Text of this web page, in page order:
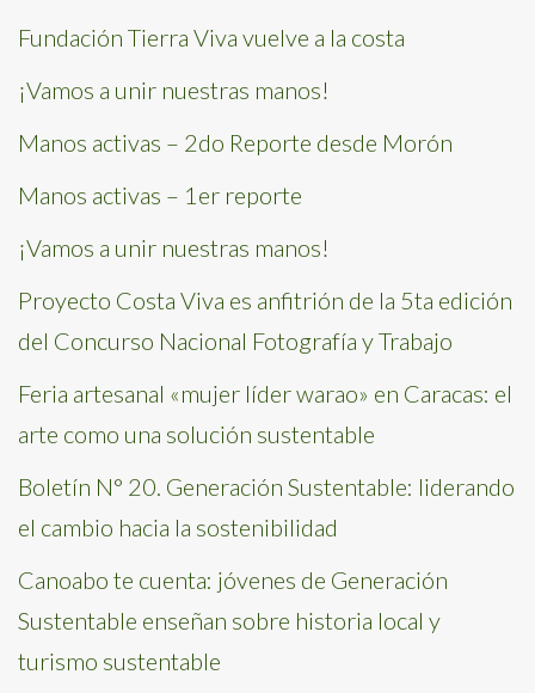
Fundación Tierra Viva vuelve a la costa
¡Vamos a unir nuestras manos!
Manos activas – 2do Reporte desde Morón
Manos activas – 1er reporte
¡Vamos a unir nuestras manos!
Proyecto Costa Viva es anfitrión de la 5ta edición
del Concurso Nacional Fotografía y Trabajo
Feria artesanal «mujer líder warao» en Caracas: el
arte como una solución sustentable
Boletín N° 20. Generación Sustentable: liderando
el cambio hacia la sostenibilidad
Canoabo te cuenta: jóvenes de Generación
Sustentable enseñan sobre historia local y
turismo sustentable